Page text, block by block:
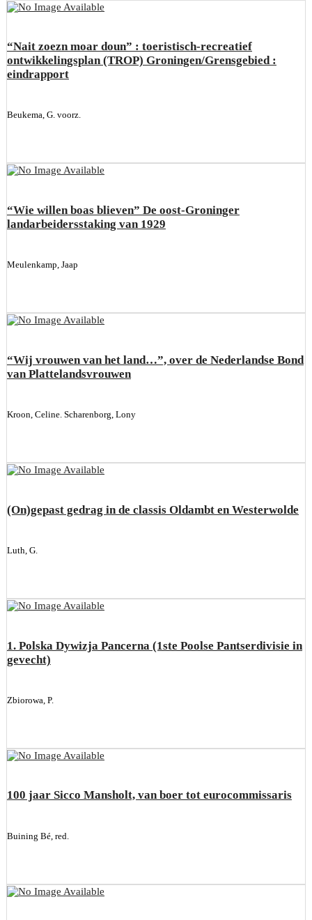
“Nait zoezn moar doun” : toeristisch-recreatief
ontwikkelingsplan (TROP) Groningen/Grensgebied :
eindrapport
Beukema, G. voorz.
“Wie willen boas blieven” De oost-Groninger
landarbeidersstaking van 1929
Meulenkamp, Jaap
“Wij vrouwen van het land…”, over de Nederlandse Bond
van Plattelandsvrouwen
Kroon, Celine. Scharenborg, Lony
(On)gepast gedrag in de classis Oldambt en Westerwolde
Luth, G.
1. Polska Dywizja Pancerna (1ste Poolse Pantserdivisie in
gevecht)
Zbiorowa, P.
100 jaar Sicco Mansholt, van boer tot eurocommissaris
Buining Bé, red.